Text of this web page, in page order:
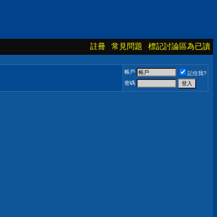
註冊 常見問題 標記討論區為已讀
帳戶
記住我?
密碼